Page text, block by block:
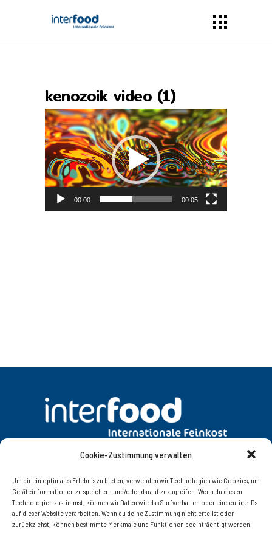
Cookie-Zustimmung verwalten
Um dir ein optimales Erlebnis zu bieten, verwenden wir Technologien wie Cookies, um
Geräteinformationen zu speichern und/oder darauf zuzugreifen. Wenn du diesen
Technologien zustimmst, können wir Daten wie das Surfverhalten oder eindeutige IDs
auf dieser Website verarbeiten. Wenn du deine Zustimmung nicht erteilst oder
zurückziehst, können bestimmte Merkmale und Funktionen beeinträchtigt werden.
kenozoik video (1)
Video-
Player
00:00 00:05
KONTAKT IMPRESSUM